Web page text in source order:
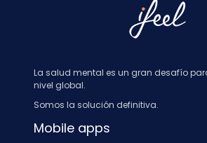
La salud mental es un gran desafío
nivel global.
Somos la solución definitiva.
Mobile apps